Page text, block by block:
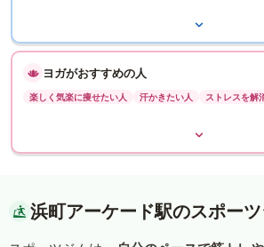
ヨガがおすすめの人
楽しく気楽に痩せたい人 汗かきたい人 ストレスを解
浜町アーケード駅のスポー